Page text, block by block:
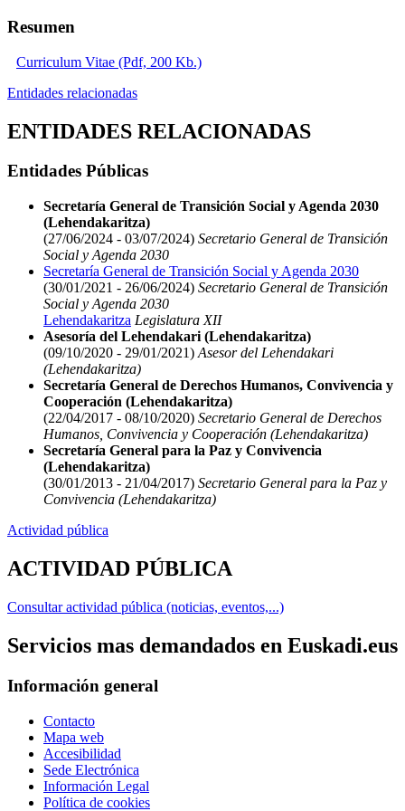
Resumen
Curriculum Vitae (Pdf, 200 Kb.)
Entidades relacionadas
ENTIDADES RELACIONADAS
Entidades Públicas
Secretaría General de Transición Social y Agenda 2030
(Lehendakaritza)
(27/06/2024 - 03/07/2024) Secretario General de Transición
Social y Agenda 2030
Secretaría General de Transición Social y Agenda 2030
(30/01/2021 - 26/06/2024) Secretario General de Transición
Social y Agenda 2030
Lehendakaritza Legislatura XII
Asesoría del Lehendakari (Lehendakaritza)
(09/10/2020 - 29/01/2021) Asesor del Lehendakari
(Lehendakaritza)
Secretaría General de Derechos Humanos, Convivencia y
Cooperación (Lehendakaritza)
(22/04/2017 - 08/10/2020) Secretario General de Derechos
Humanos, Convivencia y Cooperación (Lehendakaritza)
Secretaría General para la Paz y Convivencia
(Lehendakaritza)
(30/01/2013 - 21/04/2017) Secretario General para la Paz y
Convivencia (Lehendakaritza)
Actividad pública
ACTIVIDAD PÚBLICA
Consultar actividad pública (noticias, eventos,...)
Servicios mas demandados en Euskadi.eus
Información general
Contacto
Mapa web
Accesibilidad
Sede Electrónica
Información Legal
Política de cookies